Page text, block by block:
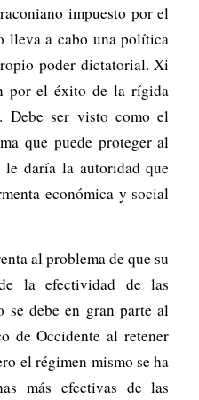
impuesto por el
lleva a cabo una política
poder dictatorial. Xi
por el éxito de la rígida
Debe ser visto como el
que puede proteger al
daría la autoridad que
económica y social
al problema de que su
la efectividad de las
se debe en gran parte al
de Occidente al retener
el régimen mismo se ha
más efectivas de las